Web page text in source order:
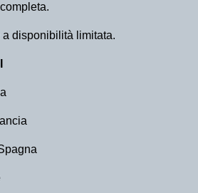
a disponibilità limitata.